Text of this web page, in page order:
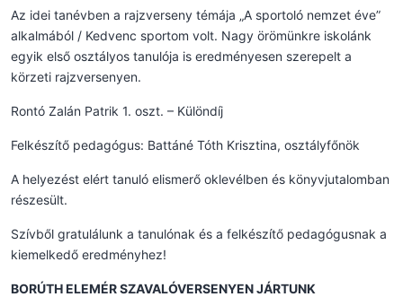
Az idei tanévben a rajzverseny témája „A sportoló nemzet éve”
alkalmából / Kedvenc sportom volt. Nagy örömünkre iskolánk
egyik első osztályos tanulója is eredményesen szerepelt a
körzeti rajzversenyen.
Rontó Zalán Patrik 1. oszt. – Különdíj
Felkészítő pedagógus: Battáné Tóth Krisztina, osztályfőnök
A helyezést elért tanuló elismerő oklevélben és könyvjutalomban
részesült.
Szívből gratulálunk a tanulónak és a felkészítő pedagógusnak a
kiemelkedő eredményhez!
BORÚTH ELEMÉR SZAVALÓVERSENYEN JÁRTUNK